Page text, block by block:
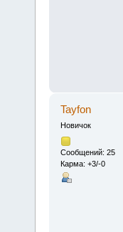
Tayfon
Новичок
Сообщений: 25
Карма: +3/-0